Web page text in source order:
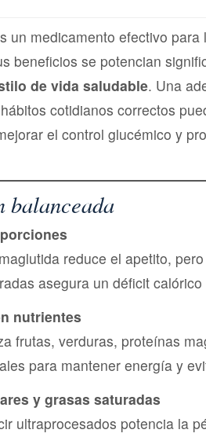
un medicamento efectivo
beneficios se potencian
de vida saludable. Una
cotidianos correctos
el control glucémico y
balanceada
reduce el apetito,
asegura un déficit
nutrientes
frutas, verduras, proteínas
para mantener energía y
y grasas saturadas
ultraprocesados potencia la